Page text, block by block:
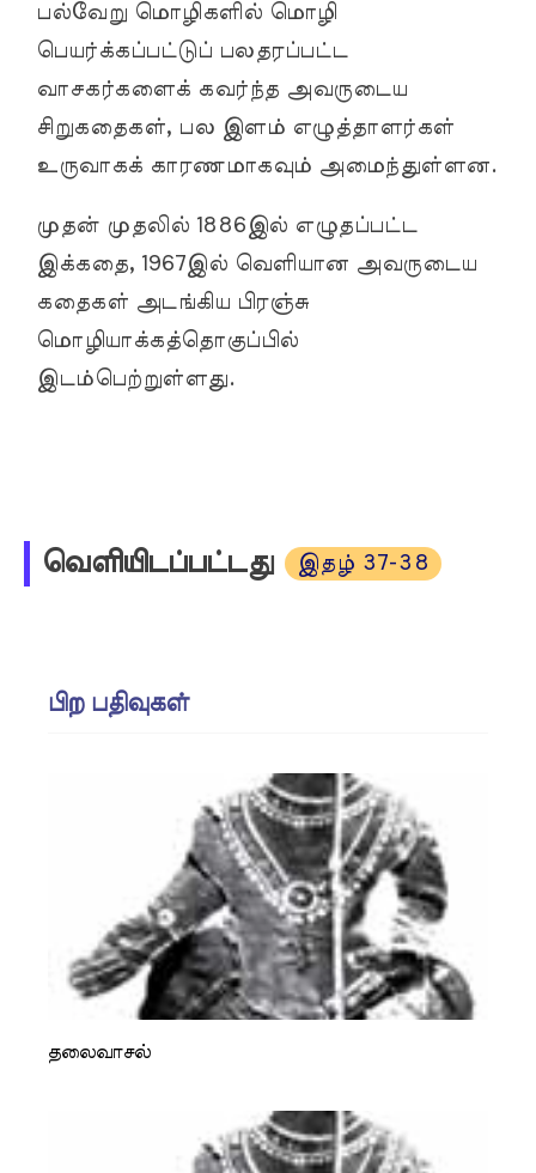
பல்வேறு மொழிகளில் மொழி
பெயர்க்கப்பட்டுப் பலதரப்பட்ட
வாசகர்களைக் கவர்ந்த அவருடைய
சிறுகதைகள், பல இளம் எழுத்தாளர்கள்
உருவாகக் காரணமாகவும் அமைந்துள்ளன.
முதன் முதலில் 1886இல் எழுதப்பட்ட
இக்கதை, 1967இல் வெளியான அவருடைய
கதைகள் அடங்கிய பிரஞ்சு
மொழியாக்கத்தொகுப்பில்
இடம்பெற்றுள்ளது.
வெளியிடப்பட்டது இதழ் 37-38
பிற பதிவுகள்
தலைவாசல்